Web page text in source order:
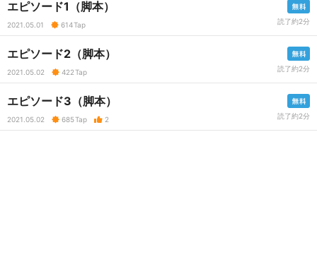
エピソード1（脚本）
2021.05.01 614Tap 読了約2分
エピソード2（脚本）
2021.05.02 422Tap 読了約2分
エピソード3（脚本）
2021.05.02 685Tap 2 読了約2分